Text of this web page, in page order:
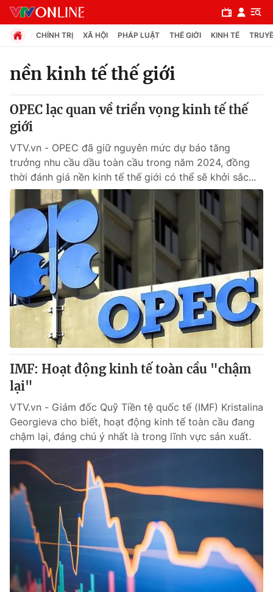
Chuyên mục
Chính trị
Xã hội
Pháp luật
Y tế
Thế giới
Tin tức
Thế giới đó đây
Câu chuyện quốc tế
Kinh tế
Tài chính
Thị trường
Góc doanh nghiệp
Dữ liệu và đời sống
Truyền hình
Phim VTV
Hậu trường
Nhân vật
Khán giả
Giải sao mai
Giải trí
Điện ảnh
Đời sống
Du lịch
Làm đẹp
Chất lượng cuộc sống
Giáo dục
Tuyển sinh
Học trực tuyến
Công nghệ
Hitech Công nghệ tương lai
Sản phẩm
Thị trường
Giao lưu trực tuyến
Lịch phát sóng
CHÍNH TRỊ XÃ HỘI PHÁP LUẬT THẾ GIỚI KINH TẾ
nền kinh tế thế giới
OPEC lạc quan về triển vọng kinh tế thế
giới
VTV.vn - OPEC đã giữ nguyên mức dự báo tăng
trưởng nhu cầu dầu toàn cầu trong năm 2024, đồng
thời đánh giá nền kinh tế thế giới có thể sẽ khởi sắc...
IMF: Hoạt động kinh tế toàn cầu "chậm
lại"
VTV.vn - Giám đốc Quỹ Tiền tệ quốc tế (IMF) Kristalina
Georgieva cho biết, hoạt động kinh tế toàn cầu đang
chậm lại, đáng chú ý nhất là trong lĩnh vực sản xuất.